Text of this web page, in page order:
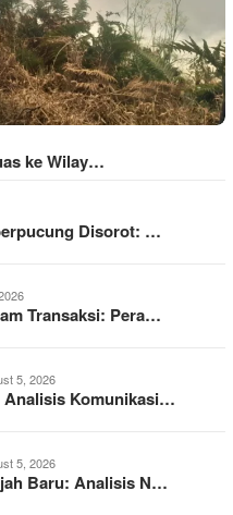
ke Wilay…
Disorot: …
Transaksi: Pera…
5, 2026
Analisis Komunikasi…
5, 2026
Baru: Analisis N…